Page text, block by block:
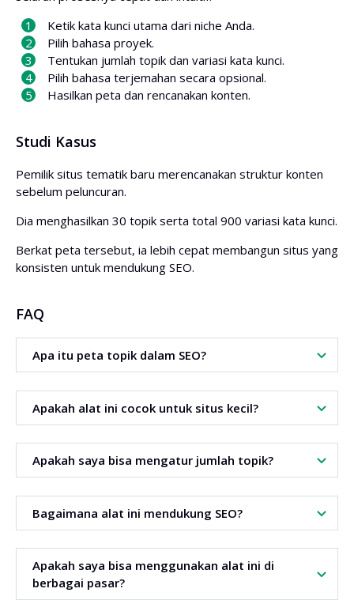
Ketik kata kunci utama dari niche Anda.
Pilih bahasa proyek.
Tentukan jumlah topik dan variasi kata kunci.
Pilih bahasa terjemahan secara opsional.
Hasilkan peta dan rencanakan konten.
Studi Kasus
Pemilik situs tematik baru merencanakan struktur konten
sebelum peluncuran.
Dia menghasilkan 30 topik serta total 900 variasi kata kunci.
Berkat peta tersebut, ia lebih cepat membangun situs yang
konsisten untuk mendukung SEO.
FAQ
Apa itu peta topik dalam SEO?
Peta topik dalam SEO adalah struktur topik yang
terorganisir di sekitar satu area.
Apakah alat ini cocok untuk situs kecil?
Ya. Pembuat Peta Topik juga cocok untuk proyek-proyek
kecil.Apakah saya bisa mengatur jumlah topik?
Ya. Anda dapat menentukan sendiri berapa banyak topik
dan variasi yang ingin dihasilkan.
Bagaimana alat ini mendukung SEO?
Membantu membangun otoritas topik serta struktur
konten yang logis.
Apakah saya bisa menggunakan alat ini di
berbagai pasar?